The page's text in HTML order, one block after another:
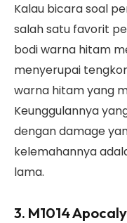
Kalau bicara soal
salah satu favorit
bodi warna hitam
menyerupai
warna hitam yang
Keunggulannya
dengan damage
kelemahannya
lama.
3. M1014